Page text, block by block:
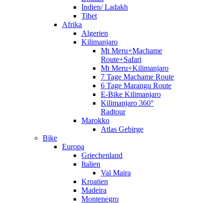
Indien/ Ladakh
Tibet
Afrika
Algerien
Kilimanjaro
Mt Meru+Machame
Route+Safari
Mt Meru+Kilimanjaro
7 Tage Machame Route
6 Tage Marangu Route
E-Bike Kilimanjaro
Kilimanjaro 360°
Radtour
Marokko
Atlas Gebirge
Bike
Europa
Griechenland
Italien
Val Maira
Kroatien
Madeira
Montenegro